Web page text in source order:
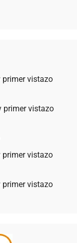
primer vistazo
primer vistazo
primer vistazo
primer vistazo